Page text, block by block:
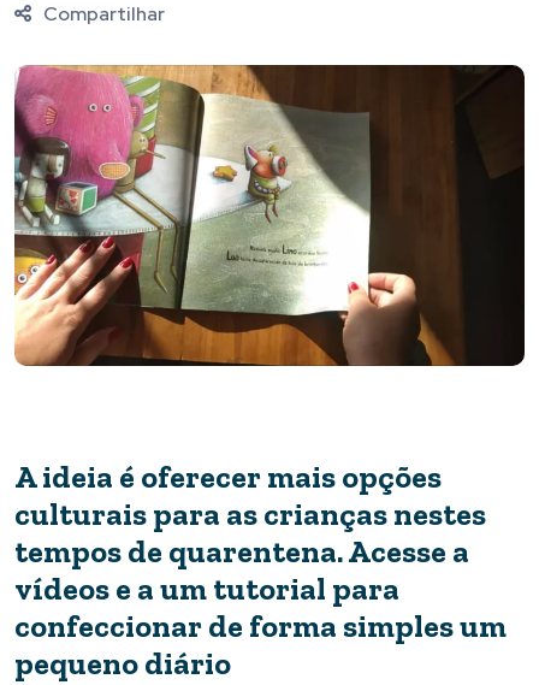
Compartilhar
A ideia é oferecer mais opções
culturais para as crianças nestes
tempos de quarentena. Acesse a
vídeos e a um tutorial para
confeccionar de forma simples um
pequeno diário